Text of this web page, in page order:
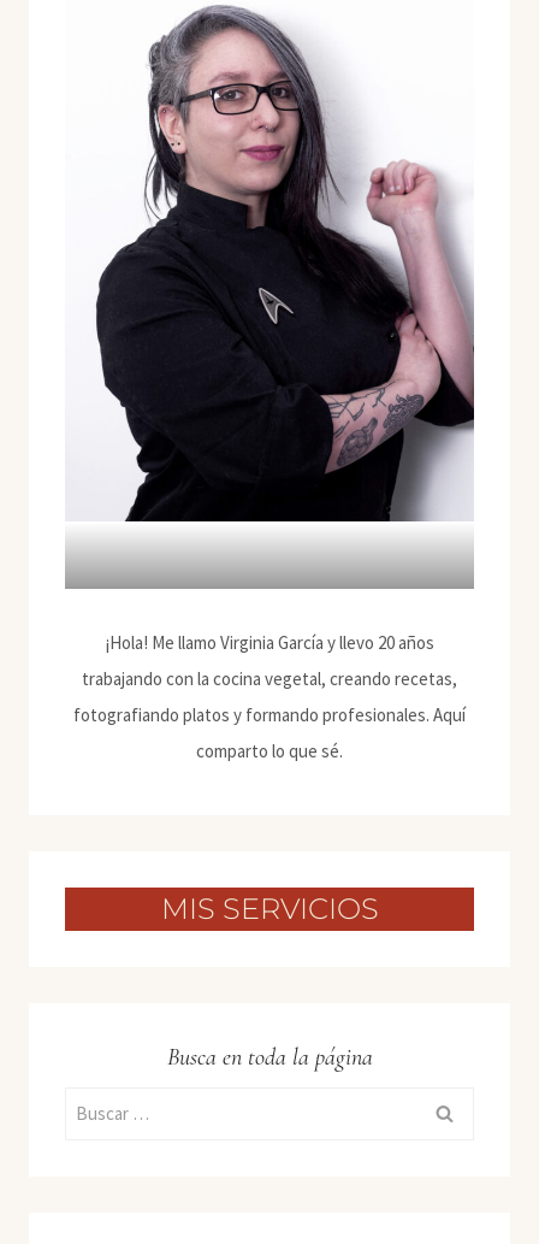
¡Hola! Me llamo Virginia García y llevo 20 años
trabajando con la cocina vegetal, creando recetas,
fotografiando platos y formando profesionales. Aquí
comparto lo que sé.
MIS SERVICIOS
Busca en toda la página
Buscar: